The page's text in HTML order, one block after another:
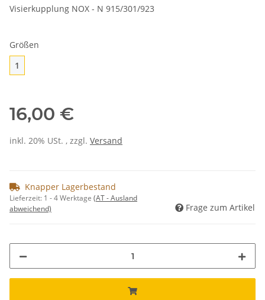
Visierkupplung NOX - N 915/301/923
Größen
1
16,00 €
inkl. 20% USt. , zzgl. Versand
Knapper Lagerbestand
Lieferzeit: 1 - 4 Werktage (AT - Ausland
abweichend)
Frage zum Artikel